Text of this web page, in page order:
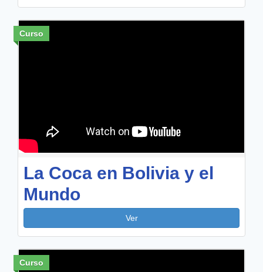
Curso
La Coca en Bolivia y el
Mundo
Ver
Curso